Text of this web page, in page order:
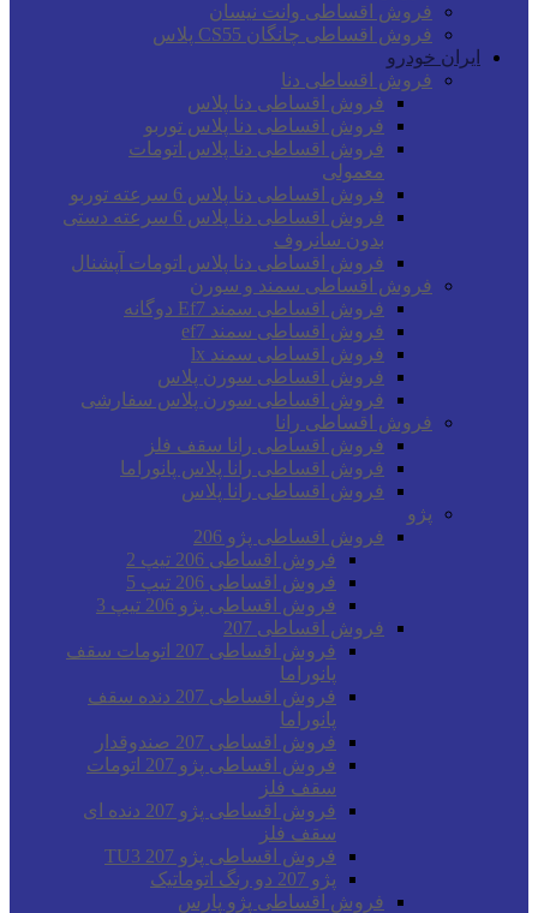
فروش اقساطی وانت نیسان
فروش اقساطی چانگان CS55 پلاس
ایران خودرو
فروش اقساطی دنا
فروش اقساطی دنا پلاس
فروش اقساطی دنا پلاس توربو
فروش اقساطی دنا پلاس اتومات
معمولی
فروش اقساطی دنا پلاس 6 سرعته توربو
فروش اقساطی دنا پلاس 6 سرعته دستی
بدون سانروف
فروش اقساطی دنا پلاس اتومات آپشنال
فروش اقساطی سمند و سورن
فروش اقساطی سمند Ef7 دوگانه
فروش اقساطی سمند ef7
فروش اقساطی سمند lx
فروش اقساطی سورن پلاس
فروش اقساطی سورن پلاس سفارشی
فروش اقساطی رانا
فروش اقساطی رانا سقف فلز
فروش اقساطی رانا پلاس پانوراما
فروش اقساطی رانا پلاس
پژو
فروش اقساطی پژو 206
فروش اقساطی 206 تیپ 2
فروش اقساطی 206 تیپ 5
فروش اقساطی پژو 206 تیپ 3
فروش اقساطی 207
فروش اقساطی 207 اتومات سقف
پانوراما
فروش اقساطی 207 دنده سقف
پانوراما
فروش اقساطی 207 صندوقدار
فروش اقساطی پژو 207 اتومات
سقف فلز
فروش اقساطی پژو 207 دنده ای
سقف فلز
فروش اقساطی پژو 207 TU3
پژو 207 دو رنگ اتوماتیک
فروش اقساطی پژو پارس